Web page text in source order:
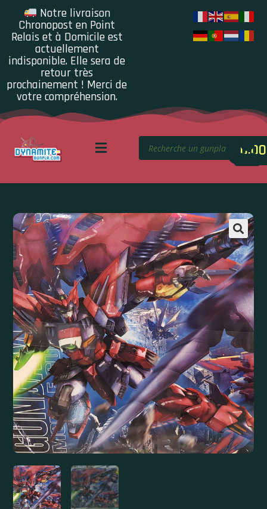
Notre livraison
Chronopost en Point
Relais et à Domicile est
actuellement
indisponible. Elle sera de
retour très
prochainement ! Merci de
votre compréhension.
0.00